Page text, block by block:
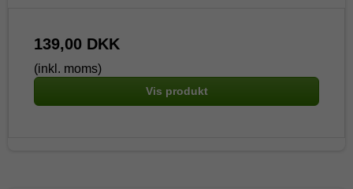
139,00 DKK
(inkl. moms)
Vis produkt